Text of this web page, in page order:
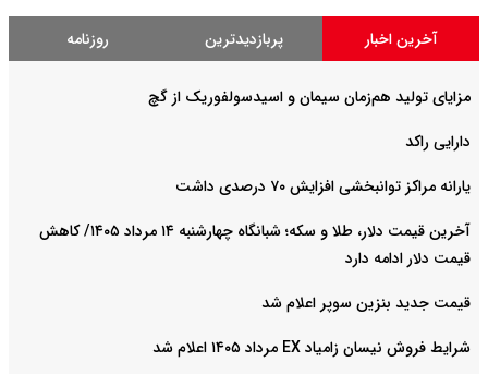
آخرین اخبار پربازدیدترین روزنامه
مزایای تولید هم‌زمان سیمان و اسیدسولفوریک از گچ
دارایی راکد
یارانه مراکز توانبخشی افزایش ۷۰ درصدی داشت
آخرین قیمت دلار، طلا و سکه؛ شبانگاه چهارشنبه ۱۴ مرداد ۱۴۰۵/ کاهش
قیمت دلار ادامه دارد
قیمت جدید بنزین سوپر اعلام شد
شرایط فروش نیسان زامیاد EX مرداد ۱۴۰۵ اعلام شد